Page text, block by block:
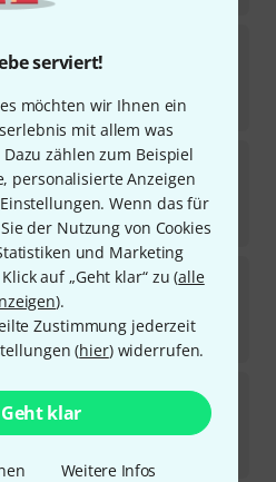
serviert!
möchten wir Ihnen ein
mit allem was
zählen zum Beispiel
personalisierte Anzeigen
Wenn das für
der Nutzung von Cookies
und Marketing
auf „Geht klar“ zu (alle
).
Zustimmung jederzeit
(hier) widerrufen.
Geht klar
Weitere Infos
1
mit der Ukulele
8
Rucksack-Ukulele
1
Jazz Guitar Solos
2
lieferbar